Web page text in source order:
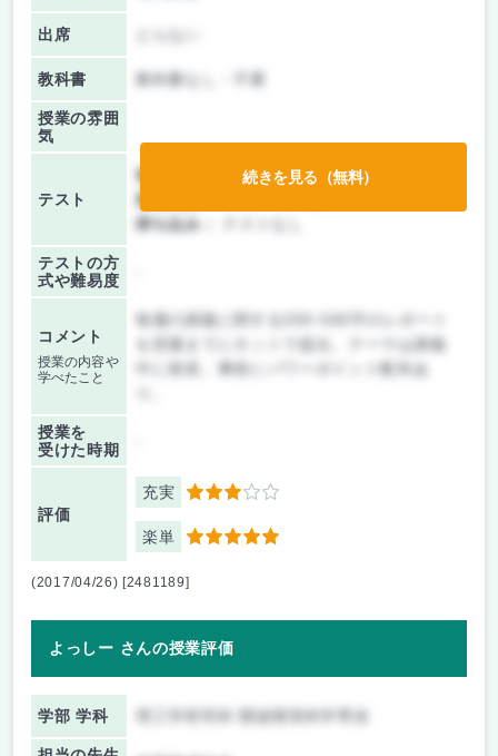
出席
教科書 教科書なし・不要
授業の雰囲
気
テスト
前期/中間：
レポートのみ
後期/期末：
持ち込み：
テストの方
式や難易度
コメント
授業の内容や
学べたこと
毎週の講義に関する200~500字のレポート
を翌週までにネットで提出。テーマは講義
中に発表。事前にパワーポイント配布あ
授業を
受けた時期
評価
充実 3
楽単 5
続きを見る（無料）
(2017/04/26) [2481189]
よっしー さんの授業評価
学部 学科 理工学研究科 開放環境科学専攻